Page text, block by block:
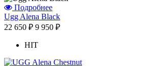
Подробнее
Ugg Alena Black
22 650 ₽ 9 950 ₽
HIT